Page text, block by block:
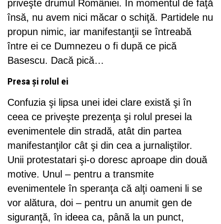
priveşte drumul României. În momentul de faţă
însă, nu avem nici măcar o schiţă. Partidele nu
propun nimic, iar manifestanţii se întreabă
între ei ce Dumnezeu o fi după ce pică
Basescu. Dacă pică…
Presa și rolul ei
Confuzia şi lipsa unei idei clare există şi în
ceea ce priveşte prezenţa şi rolul presei la
evenimentele din stradă, atât din partea
manifestanţilor cât şi din cea a jurnaliştilor.
Unii protestatari şi-o doresc aproape din două
motive. Unul – pentru a transmite
evenimentele în speranţa că alţi oameni li se
vor alătura, doi – pentru un anumit gen de
siguranţă, în ideea ca, până la un punct,